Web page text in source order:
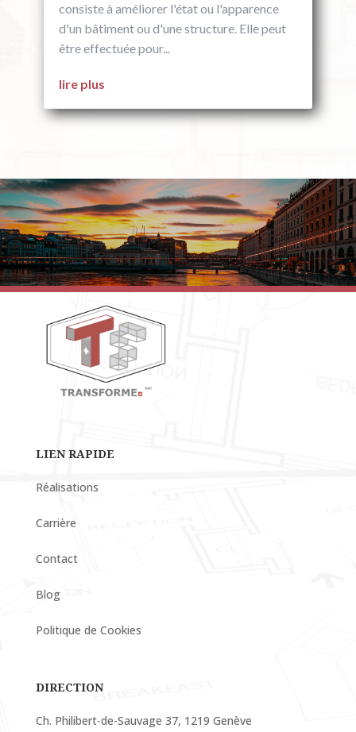
consiste à améliorer l'état ou l'apparence
d'un bâtiment ou d'une structure. Elle peut
être effectuée pour...
lire plus
LIEN RAPIDE
Réalisations
Carrière
Contact
Blog
Politique de Cookies
DIRECTION
Ch. Philibert-de-Sauvage 37, 1219 Genève